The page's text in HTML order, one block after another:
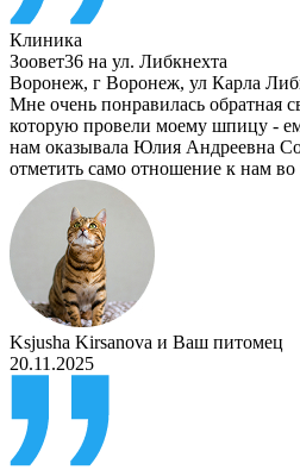
Клиника
Зоовет36 на ул. Либкнехта
Воронеж, г Воронеж, ул Карла
Мне очень понравилась обратная
которую провели моему шпицу -
нам оказывала Юлия Андреевна
отметить само отношение к нам во
Ksjusha Kirsanova и Ваш питомец
20.11.2025